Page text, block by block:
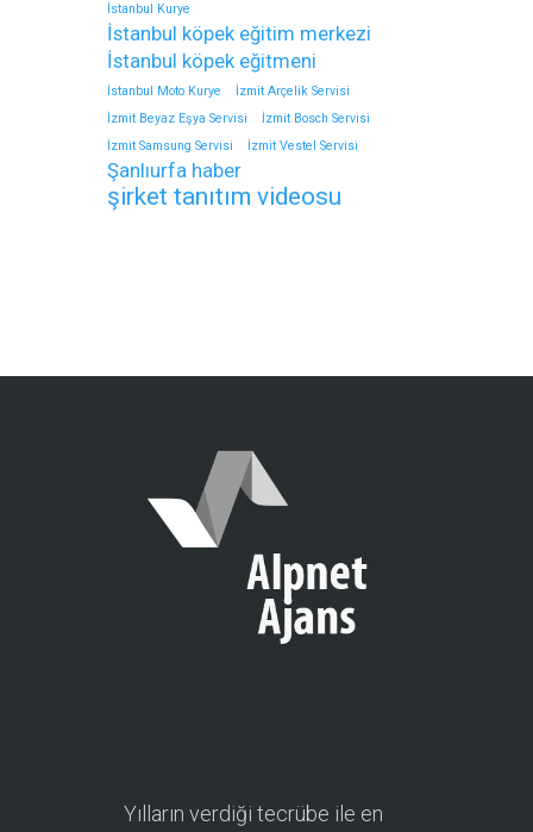
İstanbul Kurye
İstanbul köpek eğitim merkezi
İstanbul köpek eğitmeni
İstanbul Moto Kurye
İzmit Arçelik Servisi
İzmit Beyaz Eşya Servisi
İzmit Bosch Servisi
İzmit Samsung Servisi
İzmit Vestel Servisi
Şanlıurfa haber
şirket tanıtım videosu
Yılların verdiği tecrübe ile en